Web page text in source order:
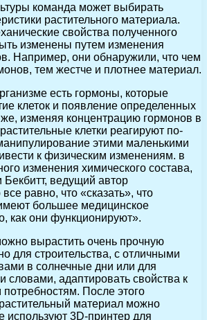
команда может выбирать
растительного материала.
свойства полученного
изменены путем изменения
Например, они обнаружили, что чем
тем жестче и плотнее материал.
есть гормоны, которые
клеток и появление определенных
же, изменяя концентрацию гормонов в
клетки реагируют по-
этими маленькими
к физическим изменениям. в
изменения химического состава,
ведущий автор
равно, что «сказать», что
большее медицинское
как они функционируют».
вырастить очень прочную
для строительства, с отличными
в солнечные дни или для
словами, адаптировать свойства к
После этого
материал можно
используют 3D-принтер для